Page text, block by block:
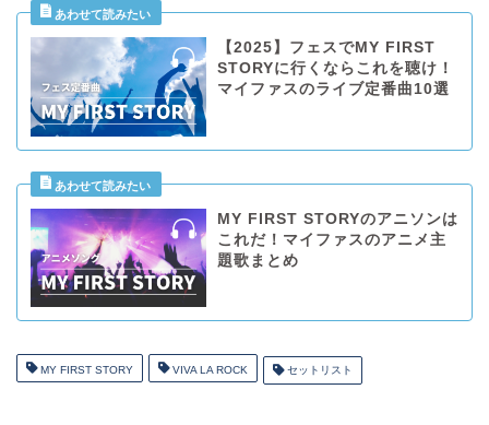
【2025】フェスでMY FIRST
STORYに行くならこれを聴け！
マイファスのライブ定番曲10選
MY FIRST STORYのアニソンは
これだ！マイファスのアニメ主
題歌まとめ
MY FIRST STORY VIVA LA ROCK セットリスト